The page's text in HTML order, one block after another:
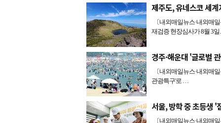
제주도, 유네스코 세
〔내외매일뉴스·내외매
재검증 현장심사가 8월 3
경주·해운대 '글로벌
〔내외매일뉴스·내외매
관광특구'로 …
서울, 방학 중 초등생
〔내외매일뉴스·내외매